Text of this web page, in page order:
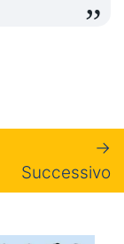
→
Successivo